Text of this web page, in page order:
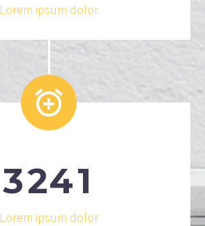
Lorem ipsum dolor


3241
Lorem ipsum dolor